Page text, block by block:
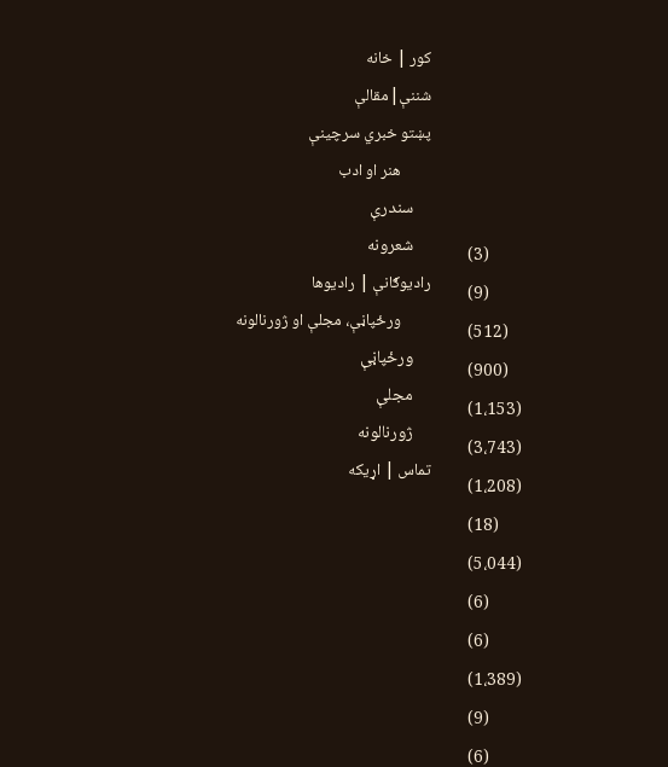
(3)
(9)
(512)
(900)
(1،153)
(3،743)
(1،208)
(18)
(5،044)
(6)
(6)
(1،389)
(9)
(6)
کور | خانه
شننې|مقالې
پښتو خبري سرچينې
هنر او ادب
سندرې
شعرونه
رادیوګانې | رادیوها
ورځپاڼې، مجلې او ژورنالونه
ورځپاڼې
مجلې
ژورنالونه
تماس | اړیکه